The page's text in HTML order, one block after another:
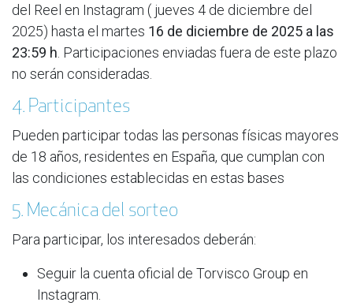
del Reel en Instagram ( jueves 4 de diciembre del
2025) hasta el martes 16 de diciembre de 2025 a las
23:59 h . Participaciones enviadas fuera de este plazo
no serán consideradas.
4. Participantes
Pueden participar todas las personas físicas mayores
de 18 años, residentes en España, que cumplan con
las condiciones establecidas en estas bases
5. Mecánica del sorteo
Para participar, los interesados deberán:
Seguir la cuenta oficial de Torvisco Group en
Instagram.